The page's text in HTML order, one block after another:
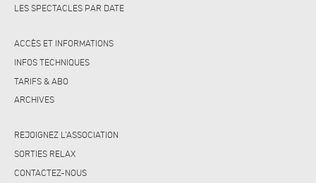
LES SPECTACLES PAR DATE
ACCÈS ET INFORMATIONS
INFOS TECHNIQUES
TARIFS & ABO
ARCHIVES
REJOIGNEZ L’ASSOCIATION
SORTIES RELAX
CONTACTEZ-NOUS